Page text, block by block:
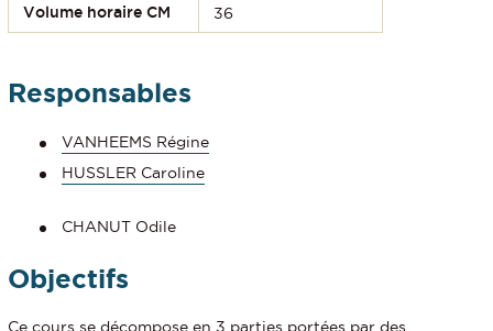
Volume horaire CM 36
Responsables
VANHEEMS Régine
HUSSLER Caroline
CHANUT Odile
Objectifs
Ce cours se décompose en 3 parties portées par des